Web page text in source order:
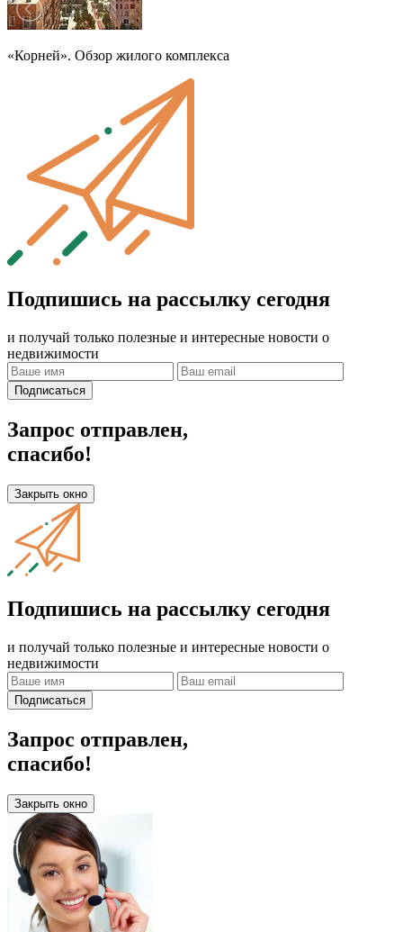
«Корней». Обзор жилого комплекса
Подпишись на рассылку сегодня
и получай только полезные и интересные новости о
недвижимости
Подписаться
Запрос отправлен,
спасибо!
Закрыть окно
Подпишись на рассылку сегодня
и получай только полезные и интересные новости о
недвижимости
Подписаться
Запрос отправлен,
спасибо!
Закрыть окно